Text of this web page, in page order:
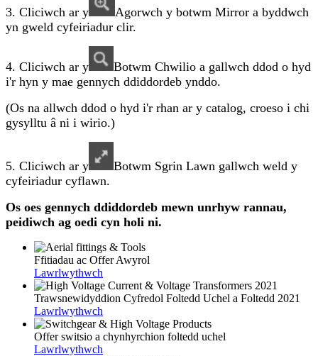
3. Cliciwch ar y
Agorwch y botwm Mirror a byddwch
yn gweld cyfeiriadur clir.
4. Cliciwch ar y
Botwm Chwilio a gallwch ddod o hyd
i'r hyn y mae gennych ddiddordeb ynddo.
(Os na allwch ddod o hyd i'r rhan ar y catalog, croeso i chi
gysylltu â ni i wirio.)
5. Cliciwch ar y
Botwm Sgrin Lawn gallwch weld y
cyfeiriadur cyflawn.
Os oes gennych ddiddordeb mewn unrhyw rannau,
peidiwch ag oedi cyn holi ni.
Ffitiadau ac Offer Awyrol
Lawrlwythwch
Trawsnewidyddion Cyfredol Foltedd Uchel a Foltedd 2021
Lawrlwythwch
Offer switsio a chynhyrchion foltedd uchel
Lawrlwythwch